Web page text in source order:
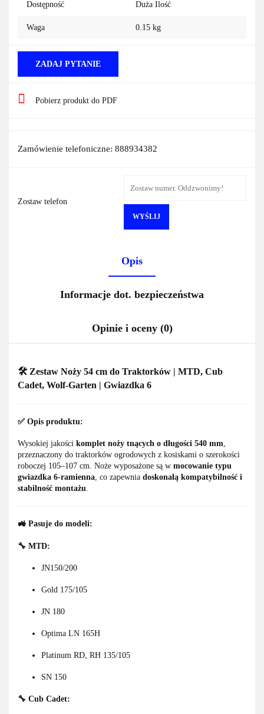
Dostępność Duża Ilość
Waga 0.15 kg
ZADAJ PYTANIE
Pobierz produkt do PDF
Zamówienie telefoniczne: 888934382
Zostaw telefon
WYŚLIJ
Opis
Informacje dot. bezpieczeństwa
Opinie i oceny (0)
🛠️ Zestaw Noży 54 cm do Traktorków | MTD, Cub
Cadet, Wolf-Garten | Gwiazdka 6
✅ Opis produktu:
Wysokiej jakości komplet noży tnących o długości 540 mm,
przeznaczony do traktorków ogrodowych z kosiskami o szerokości
roboczej 105–107 cm. Noże wyposażone są w mocowanie typu
gwiazdka 6-ramienna, co zapewnia doskonałą kompatybilność i
stabilność montażu.
🚜 Pasuje do modeli:
🔧 MTD:
JN150/200
Gold 175/105
JN 180
Optima LN 165H
Platinum RD, RH 135/105
SN 150
🔧 Cub Cadet: